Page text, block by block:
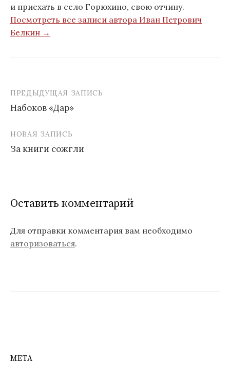
и приехать в село Горюхино, свою отчину.
Посмотреть все записи автора Иван Петрович
Белкин →
а
г
ц
и
п
ПРЕДЫДУЩАЯ ЗАПИСЬ
Набоков «Дар»
НОВАЯ ЗАПИСЬ
За книги сожгли
Оставить комментарий
Для отправки комментария вам необходимо
авторизоваться.
МЕТА